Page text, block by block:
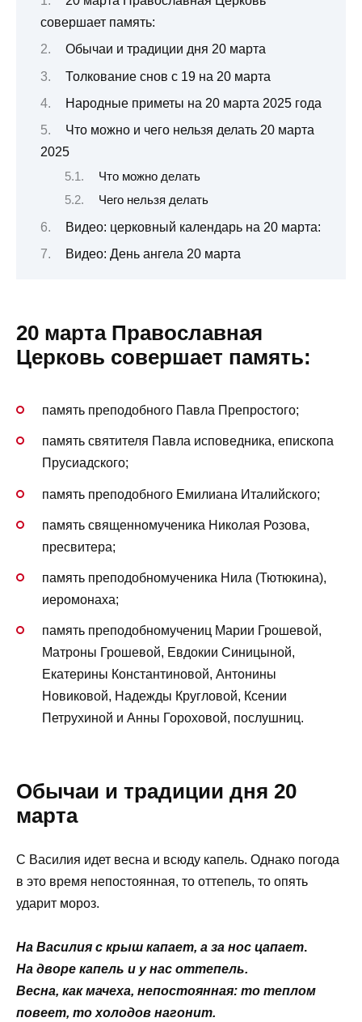
совершает память:
Обычаи и традиции дня 20 марта
Толкование снов с 19 на 20 марта
Народные приметы на 20 марта 2025 года
Что можно и чего нельзя делать 20 марта
2025
Что можно делать
Чего нельзя делать
Видео: церковный календарь на 20 марта:
Видео: День ангела 20 марта
20 марта Православная
Церковь совершает память:
память преподобного Павла Препростого;
память святителя Павла исповедника, епископа
Прусиадского;
память преподобного Емилиана Италийского;
память священномученика Николая Розова,
пресвитера;
память преподобномученика Нила (Тютюкина),
иеромонаха;
память преподобномучениц Марии Грошевой,
Матроны Грошевой, Евдокии Синицыной,
Екатерины Константиновой, Антонины
Новиковой, Надежды Кругловой, Ксении
Петрухиной и Анны Гороховой, послушниц.
Обычаи и традиции дня 20
марта
С Василия идет весна и всюду капель. Однако погода
в это время непостоянная, то оттепель, то опять
ударит мороз.
На Василия с крыш капает, а за нос цапает.
На дворе капель и у нас оттепель.
Весна, как мачеха, непостоянная: то теплом
повеет, то холодов нагонит.